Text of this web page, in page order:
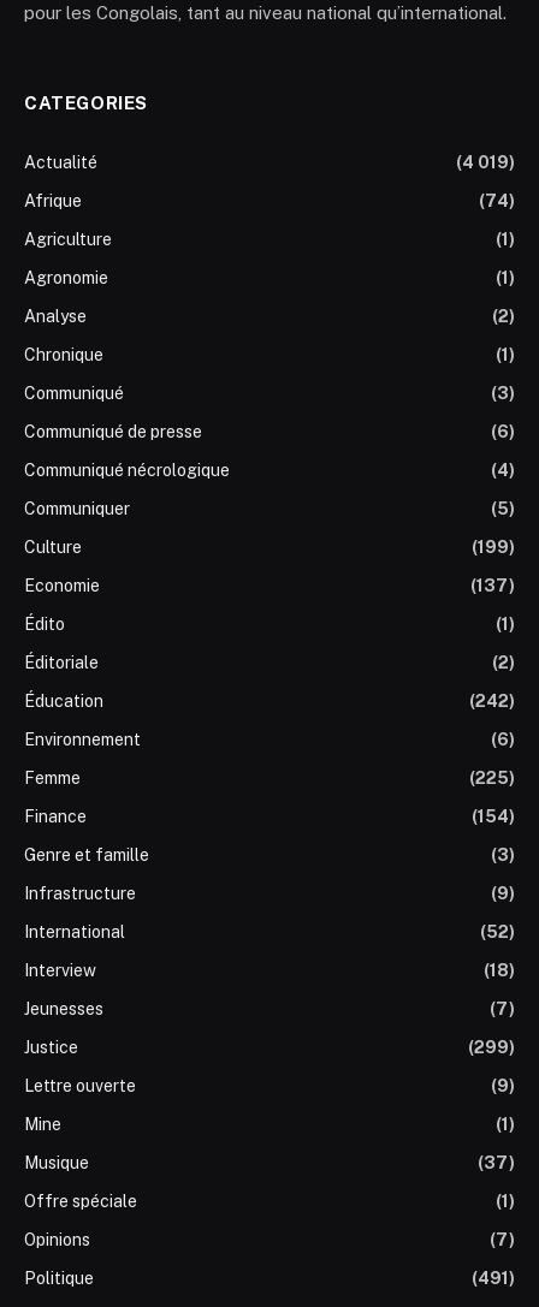
pour les Congolais, tant au niveau national qu’international.
CATEGORIES
Actualité
(4 019)
Afrique
(74)
Agriculture
(1)
Agronomie
(1)
Analyse
(2)
Chronique
(1)
Communiqué
(3)
Communiqué de presse
(6)
Communiqué nécrologique
(4)
Communiquer
(5)
Culture
(199)
Economie
(137)
Édito
(1)
Éditoriale
(2)
Éducation
(242)
Environnement
(6)
Femme
(225)
Finance
(154)
Genre et famille
(3)
Infrastructure
(9)
International
(52)
Interview
(18)
Jeunesses
(7)
Justice
(299)
Lettre ouverte
(9)
Mine
(1)
Musique
(37)
Offre spéciale
(1)
Opinions
(7)
Politique
(491)